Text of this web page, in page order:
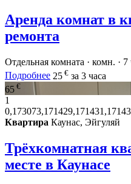
Аренда комнат в
ремонта
Отдельная комната · комн. · 7
Подробнее 25 € за 3 часа
65 €
1
Квартира Каунас, Эйгуляй
Трёхкомнатная
месте в Каунасе